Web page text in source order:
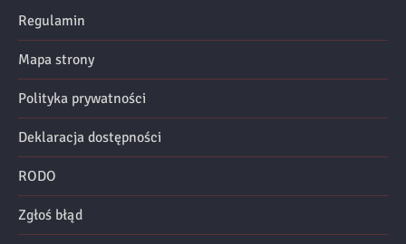
Regulamin
Mapa strony
Polityka prywatności
Deklaracja dostępności
RODO
Zgłoś błąd